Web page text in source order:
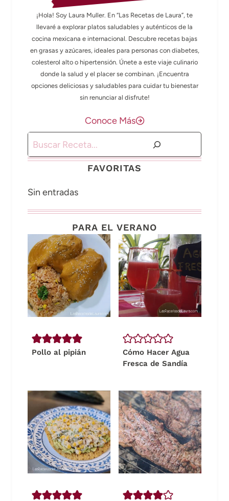
¡Hola! Soy Laura Muller. En “Las Recetas de Laura”, te
llevaré a explorar platos saludables y auténticos de la
cocina mexicana e internacional. Descubre recetas bajas
en grasas y azúcares, ideales para personas con diabetes,
colesterol alto o hipertensión. Únete a este viaje culinario
donde la salud y el placer se combinan. ¡Encuentra
opciones deliciosas y saludables para cuidar tu bienestar
sin renunciar al disfrute!
Conoce Más
Buscar
FAVORITAS
Sin entradas
PARA EL VERANO
Pollo al pipián
Cómo Hacer Agua
Fresca de Sandía